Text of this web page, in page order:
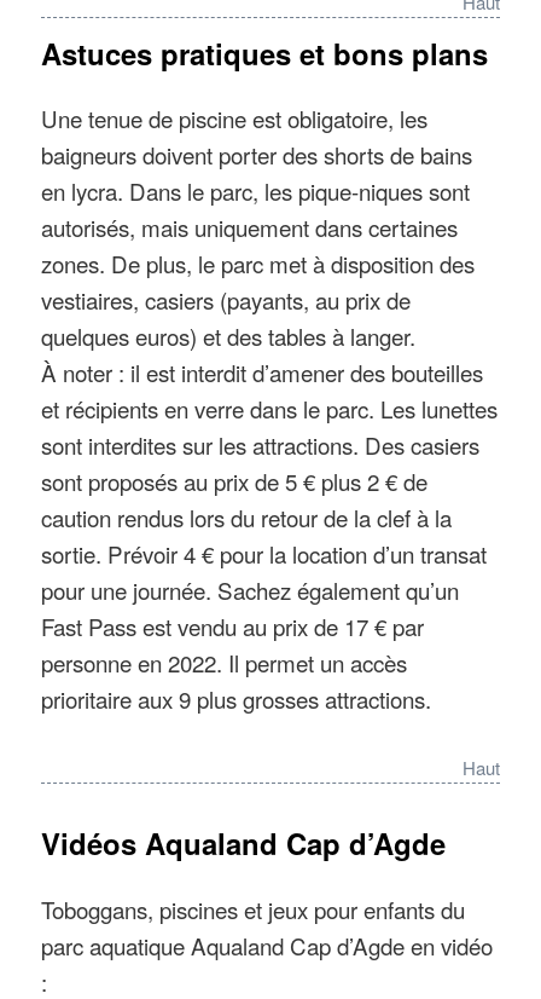
km), Narbonne (60 km), Sète (25 km),
Montpellier (70 km), La Grande-Motte
(140 km).
Pour se garer: un parking municipal
(payant) situé en face du parc est utilisable
pour garer les autos des visiteurs.
Téléphone : 04.67.26.85.94
Astuces pratiques et bons plans
Une tenue de piscine est obligatoire, les
baigneurs doivent porter des shorts de bains
en lycra. Dans le parc, les pique-niques sont
autorisés, mais uniquement dans certaines
zones. De plus, le parc met à disposition des
vestiaires, casiers (payants, au prix de
quelques euros) et des tables à langer.
À noter : il est interdit d’amener des bouteilles
et récipients en verre dans le parc. Les lunettes
sont interdites sur les attractions. Des casiers
sont proposés au prix de 5 € plus 2 € de
caution rendus lors du retour de la clef à la
sortie. Prévoir 4 € pour la location d’un transat
pour une journée. Sachez également qu’un
Fast Pass est vendu au prix de 17 € par
personne en 2022. Il permet un accès
prioritaire aux 9 plus grosses attractions.
Haut
Vidéos Aqualand Cap d’Agde
Toboggans, piscines et jeux pour enfants du
parc aquatique Aqualand Cap d’Agde en vidéo
: